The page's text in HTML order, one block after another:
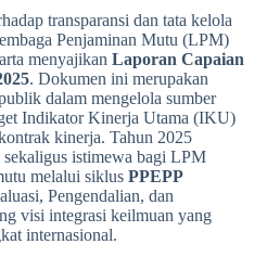
transparansi dan tata kelola
Penjaminan Mutu (LPM)
menyajikan Laporan Capaian
. Dokumen ini merupakan
dalam mengelola sumber
Indikator Kinerja Utama (IKU)
kinerja. Tahun 2025
istimewa bagi LPM
melalui siklus PPEPP
Pengendalian, dan
visi integrasi keilmuan yang
internasional.